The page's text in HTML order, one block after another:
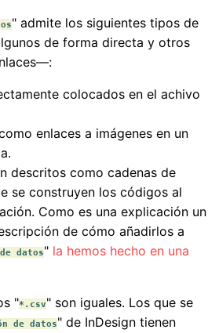
" admite los siguientes tipos de
de forma directa y otros
colocados en el achivo
enlaces a imágenes en un
descritos como cadenas de
se construyen los códigos al
Como es una explicación un
de cómo añadirlos a
datos" la hemos hecho en una
"*.csv" son iguales. Los que se
de datos" de InDesign tienen